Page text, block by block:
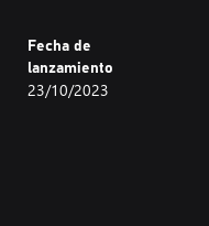
Fecha de
lanzamiento
23/10/2023